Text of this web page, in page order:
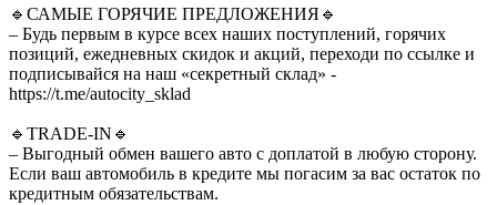
🔹САМЫЕ ГОРЯЧИЕ ПРЕДЛОЖЕНИЯ🔹
– Будь первым в курсе всех наших поступлений, горячих
позиций, ежедневных скидок и акций, переходи по ссылке и
подписывайся на наш «секретный склад» -
https://t.me/autocity_sklad
🔹TRADE-IN🔹
– Выгодный обмен вашего авто с доплатой в любую сторону.
Если ваш автомобиль в кредите мы погасим за вас остаток по
кредитным обязательствам.